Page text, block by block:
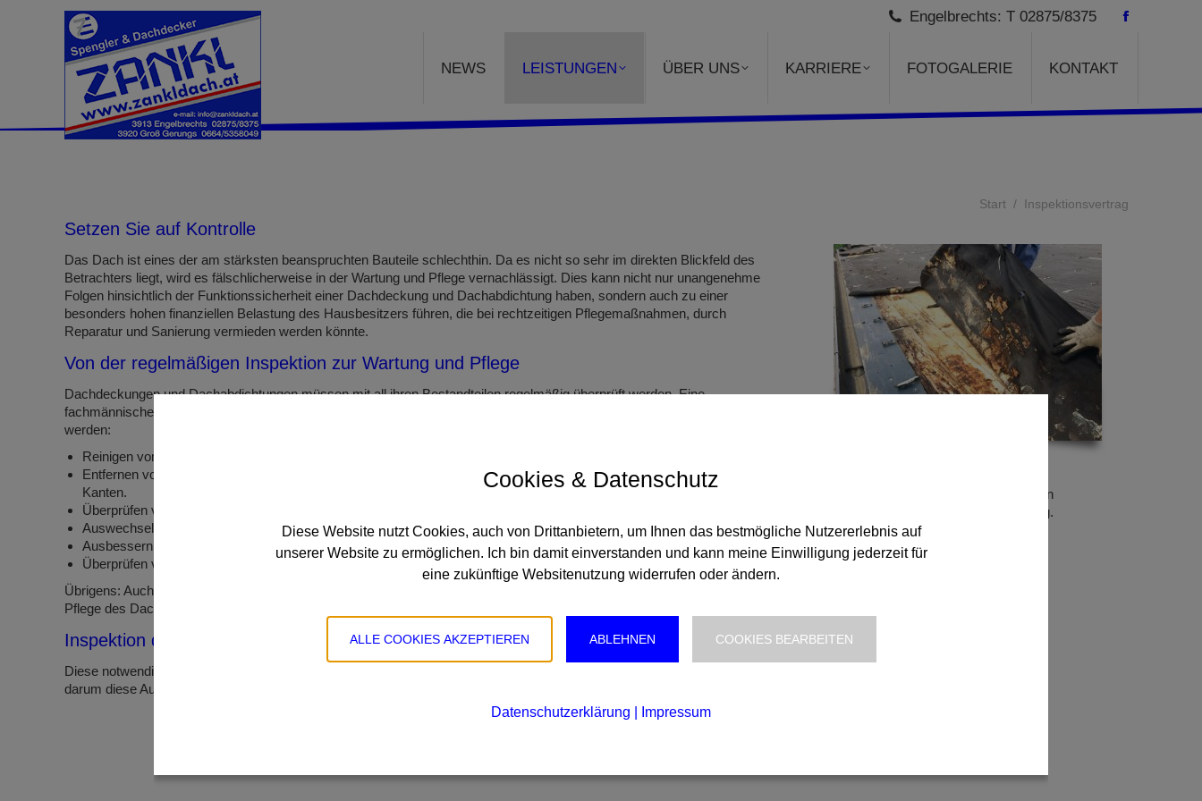
Engelbrechts: T 02875/8375
NEWS LEISTUNGEN ÜBER UNS KARRIERE FOTOGALERIE KONTAKT
Sie befinden sich hier:
Start Inspektionsvertrag
Setzen Sie auf Kontrolle
Das Dach ist eines der am stärksten beanspruchten Bauteile schlechthin. Da es nicht so sehr im direkten Blickfeld des
Betrachters liegt, wird es fälschlicherweise in der Wartung und Pflege vernachlässigt. Dies kann nicht nur unangenehme
Folgen hinsichtlich der Funktionssicherheit einer Dachdeckung und Dachabdichtung haben, sondern auch zu einer
besonders hohen finanziellen Belastung des Hausbesitzers führen, die bei rechtzeitigen Pflegemaßnahmen, durch
Reparatur und Sanierung vermieden werden könnte.
Von der regelmäßigen Inspektion zur Wartung und Pflege
Dachdeckungen und Dachabdichtungen müssen mit all ihren Bestandteilen regelmäßig überprüft werden. Eine
fachmännische Beurteilung des Zustandes ist zu empfehlen. Insbesondere folgende Arbeiten sollten stets ausgeführt
werden:
Reinigen von Dachrinnen, Fallrohren und sonstigen Entwässerungsteilen wie Dachgullys.
Entfernen von groben Schmutzablagerungen und Pflanzenbewuchs auf der Fläche und insbesondere in Ecken und
Kanten.
Überprüfen von An- und Abschlüssen und Silikonfugen
Auswechseln schadhafter Dachmaterialien
Ausbessern von loser Vermörtelung
Überprüfen von Holz auf Schädlings- und Fäulnisbefall, usw.
Übrigens: Auch während der Gewährleistungszeit von Bauleistungen obliegt dem Bauherrn die Pflicht zur Wartung und
Pflege des Daches. Versäumt er dies, so gefährdet er damit seine eventuellen Gewährleistungsansprüche.
Inspektion durch eine Fachfirma
Diese notwendigen Aufsichtspflichten sind für viele kaum durchführbar bzw. es fehlt an Fachwissen. Übertragen Sie
darum diese Aufgabe an qualifizierte Facharbeiter – schließen Sie mit uns einen
Wir kümmern uns um Ihr Dach!
Verhindern Sie Folgeschäden
aufgrund schlechter Wartung.
Cookies & Datenschutz
Diese Website nutzt Cookies, auch von Drittanbietern, um Ihnen das bestmögliche Nutzererlebnis auf
unserer Website zu ermöglichen. Ich bin damit einverstanden und kann meine Einwilligung jederzeit für
eine zukünftige Websitenutzung widerrufen oder ändern.
ALLE COOKIES AKZEPTIEREN ABLEHNEN COOKIES BEARBEITEN
Datenschutzerklärung Impressum